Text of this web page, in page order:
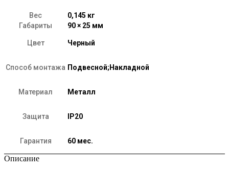
Round
накладной
85135/00
Вес
0,145 кг
Габариты
90 × 25 мм
Цвет Черный
Способ монтажа Подвесной;Накладной
Материал Металл
Защита IP20
Гарантия 60 мес.
Описание